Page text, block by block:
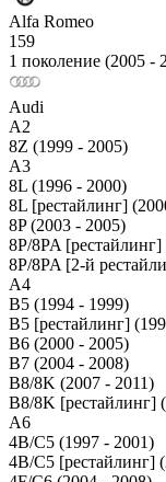
Alfa Romeo
159
1 поколение (2005 -
Audi
A2
8Z (1999 - 2005)
A3
8L (1996 - 2000)
8L [рестайлинг]
8P (2003 - 2005)
8P/8PA
8P/8PA [2-й
A4
B5 (1994 - 1999)
B5 [рестайлинг]
B6 (2000 - 2005)
B7 (2004 - 2008)
B8/8K (2007 - 2011)
B8/8K [рестайлинг]
A6
4B/C5 (1997 - 2001)
4B/C5 [рестайлинг]